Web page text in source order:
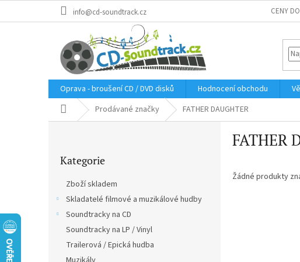
info@cd-soundtrack.cz CENY
Oprava - broušení CD / DVD disků Hodnocení obchodu
Domů Prodávané značky FATHER DAUGHTER
kategorie
Kategorie
Zboží skladem
Skladatelé filmové a muzikálové hudby
Soundtracky na CD
Soundtracky na LP / Vinyl
Trailerová / Epická hudba
FATHER
Žádné produkty